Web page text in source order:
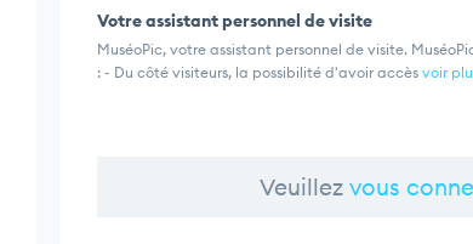
Votre assistant personnel de visite
MuséoPic, votre assistant personnel de visite.
: - Du côté visiteurs, la possibilité d'avoir accès voir
Veuillezvous